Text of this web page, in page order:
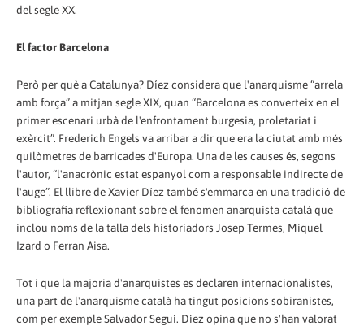
del segle XX.
El factor Barcelona
Però per què a Catalunya? Díez considera que l'anarquisme “arrela
amb força” a mitjan segle XIX, quan “Barcelona es converteix en el
primer escenari urbà de l'enfrontament burgesia, proletariat i
exèrcit”. Frederich Engels va arribar a dir que era la ciutat amb més
quilòmetres de barricades d'Europa. Una de les causes és, segons
l'autor, “l'anacrònic estat espanyol com a responsable indirecte de
l'auge”. El llibre de Xavier Díez també s'emmarca en una tradició de
bibliografia reflexionant sobre el fenomen anarquista català que
inclou noms de la talla dels historiadors Josep Termes, Miquel
Izard o Ferran Aisa.
Tot i que la majoria d'anarquistes es declaren internacionalistes,
una part de l'anarquisme català ha tingut posicions sobiranistes,
com per exemple Salvador Seguí. Díez opina que no s'han valorat